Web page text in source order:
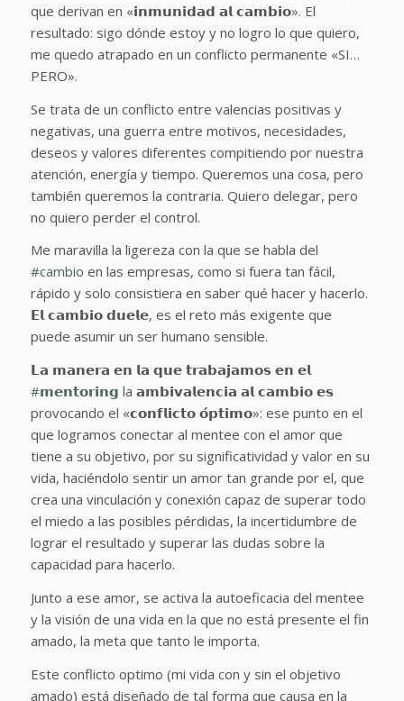
que derivan en «𝗶𝗻𝗺𝘂𝗻𝗶𝗱𝗮𝗱 𝗮𝗹 𝗰𝗮𝗺𝗯𝗶𝗼». El
resultado: sigo dónde estoy y no logro lo que quiero,
me quedo atrapado en un conflicto permanente «SI…
PERO».
Se trata de un conflicto entre valencias positivas y
negativas, una guerra entre motivos, necesidades,
deseos y valores diferentes compitiendo por nuestra
atención, energía y tiempo. Queremos una cosa, pero
también queremos la contraria. Quiero delegar, pero
no quiero perder el control.
Me maravilla la ligereza con la que se habla del
#cambio en las empresas, como si fuera tan fácil,
rápido y solo consistiera en saber qué hacer y hacerlo.
𝗘𝗹 𝗰𝗮𝗺𝗯𝗶𝗼 𝗱𝘂𝗲𝗹𝗲, es el reto más exigente que
puede asumir un ser humano sensible.
𝗟𝗮 𝗺𝗮𝗻𝗲𝗿𝗮 𝗲𝗻 𝗹𝗮 𝗾𝘂𝗲 𝘁𝗿𝗮𝗯𝗮𝗷𝗮𝗺𝗼𝘀 𝗲𝗻 𝗲𝗹
#𝗺𝗲𝗻𝘁𝗼𝗿𝗶𝗻𝗴 la 𝗮𝗺𝗯𝗶𝘃𝗮𝗹𝗲𝗻𝗰𝗶𝗮 𝗮𝗹 𝗰𝗮𝗺𝗯𝗶𝗼 𝗲𝘀
provocando el «𝗰𝗼𝗻𝗳𝗹𝗶𝗰𝘁𝗼 𝗼́𝗽𝘁𝗶𝗺𝗼»: ese punto en el
que logramos conectar al mentee con el amor que
tiene a su objetivo, por su significatividad y valor en su
vida, haciéndolo sentir un amor tan grande por el, que
crea una vinculación y conexión capaz de superar todo
el miedo a las posibles pérdidas, la incertidumbre de
lograr el resultado y superar las dudas sobre la
capacidad para hacerlo.
Junto a ese amor, se activa la autoeficacia del mentee
y la visión de una vida en la que no está presente el fin
amado, la meta que tanto le importa.
Este conflicto optimo (mi vida con y sin el objetivo
amado) está diseñado de tal forma que causa en la